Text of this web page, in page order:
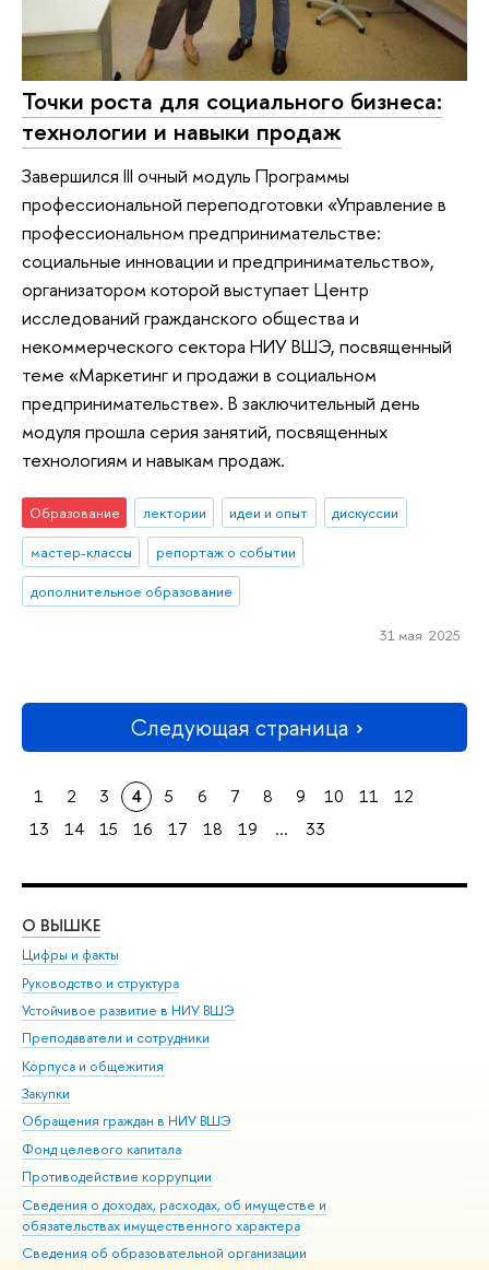
Точки роста для социального бизнеса:
технологии и навыки продаж
Завершился III очный модуль Программы
профессиональной переподготовки «Управление в
профессиональном предпринимательстве:
социальные инновации и предпринимательство»,
организатором которой выступает Центр
исследований гражданского общества и
некоммерческого сектора НИУ ВШЭ, посвященный
теме «Маркетинг и продажи в социальном
предпринимательстве». В заключительный день
модуля прошла серия занятий, посвященных
технологиям и навыкам продаж.
Образование лектории идеи и опыт
дискуссии
мастер-классы
репортаж о событии
дополнительное образование
31 мая 2025
Следующая страница
1 2 3 4 5 6 7 8 9 10 11
12
13
14 15 16 17 18 19 ... 33
О ВЫШКЕ
Цифры и факты
Руководство и структура
Устойчивое развитие в НИУ ВШЭ
Преподаватели и сотрудники
Корпуса и общежития
Закупки
Обращения граждан в НИУ ВШЭ
Фонд целевого капитала
Противодействие коррупции
Сведения о доходах, расходах, об имуществе и
обязательствах имущественного характера
Сведения об образовательной организации